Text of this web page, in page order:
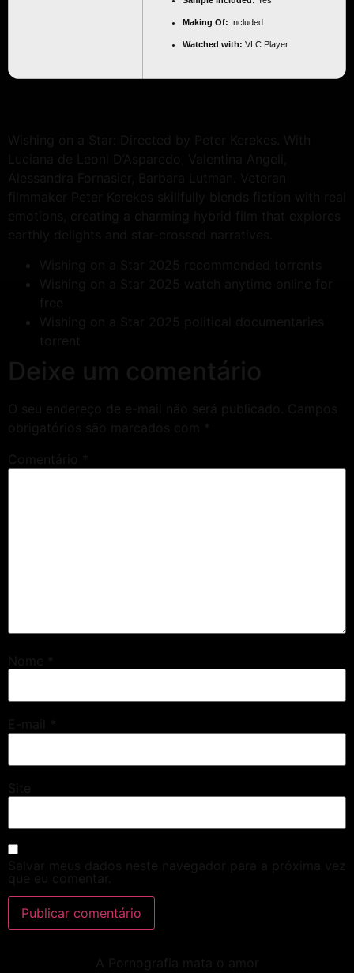
Making Of: Included
Watched with: VLC Player
Wishing on a Star: Directed by Peter Kerekes. With
Luciana de Leoni D’Asparedo, Valentina Angeli,
Alessandra Fornasier, Barbara Lutman. Veteran
filmmaker Peter Kerekes skillfully blends fiction with real
emotions, creating a charming hybrid film that explores
earthly delights and star-crossed narratives.
Wishing on a Star 2025 recommended torrents
Wishing on a Star 2025 watch anytime online for
free
Wishing on a Star 2025 political documentaries
torrent
Deixe um comentário
O seu endereço de e-mail não será publicado.
Campos
obrigatórios são marcados com
Comentário
Nome
E-mail
Site
Salvar meus dados neste navegador para a próxima vez
que eu comentar.
A Pornografia mata o amor